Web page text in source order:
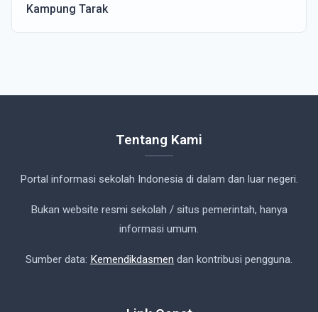
Kampung Tarak
Tentang Kami
Portal informasi sekolah Indonesia di dalam dan luar negeri.
Bukan website resmi sekolah / situs pemerintah, hanya
informasi umum.
Sumber data: Kemendikdasmen dan kontribusi pengguna.